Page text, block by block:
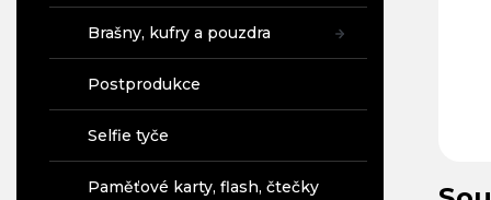
Brašny, kufry a pouzdra
Postprodukce
Selfie tyče
Paměťové karty, flash, čtečky